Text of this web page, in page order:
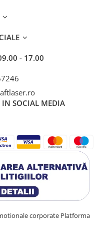
ale unei epoci în care
simte. Cu pasul, cu
- 17.00
IN SOCIAL MEDIA
corporate Platforma